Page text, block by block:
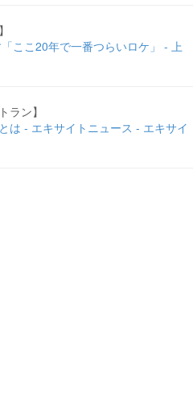
ここ20年で一番つらいロケ」 - 上
ラン】
は - エキサイトニュース - エキサイ